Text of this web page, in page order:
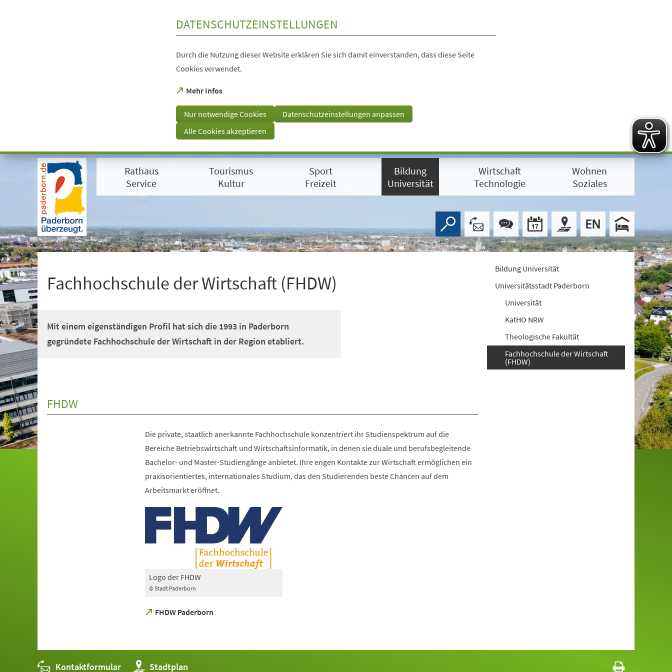
Visuelle
Assistenzsoftware
+
1
DATENSCHUTZEINSTELLUNGEN
Durch die Nutzung dieser Website erklären Sie sich damit einverstanden, dass diese Seite
Cookies verwendet.
Mehr Infos
(Öffnet
einem
neuen
Tab)
Nur notwendige Cookies
Datenschutzeinstellungen anpassen
Alle Cookies akzeptieren
Rathaus
Service
Tourismus
Kultur
Sport
Freizeit
Bildung
Universität
Wirtschaft
Technologie
Wohnen
Soziales
Fachhochschule der Wirtschaft (FHDW)
Mit einem eigenständigen Profil hat sich die 1993 in Paderborn
gegründete Fachhochschule der Wirtschaft in der Region etabliert.
FHDW
Die private, staatlich anerkannte Fachhochschule konzentriert ihr Studienspektrum auf die
Bereiche Betriebswirtschaft und Wirtschaftsinformatik, in denen sie duale und berufsbegleitende
Bachelor- und Master-Studiengänge anbietet. Ihre engen Kontakte zur Wirtschaft ermöglichen ein
praxisorientiertes, internationales Studium, das den Studierenden beste Chancen auf dem
Arbeitsmarkt eröffnet.
© Stadt Paderborn
Logo der FHDW
FHDW Paderborn
(Öffnet
Tab)
Bildung Universität
Universitätsstadt Paderborn
Universität
KatHO NRW
Theologische Fakultät
Fachhochschule der Wirtschaft
(FHDW)
Kontaktformular Stadtplan
(Öffnet